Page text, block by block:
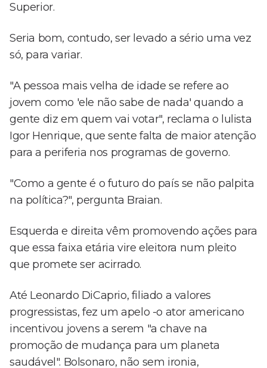
Superior.
Seria bom, contudo, ser levado a sério uma vez
só, para variar.
"A pessoa mais velha de idade se refere ao
jovem como 'ele não sabe de nada' quando a
gente diz em quem vai votar", reclama o lulista
Igor Henrique, que sente falta de maior atenção
para a periferia nos programas de governo.
"Como a gente é o futuro do país se não palpita
na política?", pergunta Braian.
Esquerda e direita vêm promovendo ações para
que essa faixa etária vire eleitora num pleito
que promete ser acirrado.
Até Leonardo DiCaprio, filiado a valores
progressistas, fez um apelo -o ator americano
incentivou jovens a serem "a chave na
promoção de mudança para um planeta
saudável". Bolsonaro, não sem ironia,